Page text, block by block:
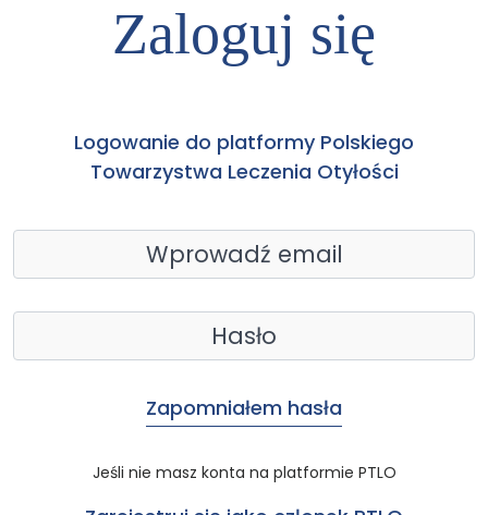
Zaloguj się
Logowanie do platformy Polskiego
Towarzystwa Leczenia Otyłości
Zapomniałem hasła
Jeśli nie masz konta na platformie PTLO